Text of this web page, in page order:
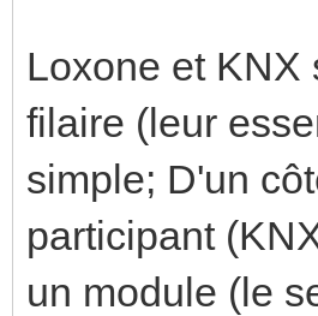
Loxone et KNX
filaire (leur
simple; D'un
participant
un module (le